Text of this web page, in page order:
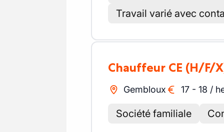
Travail varié avec
Chauffeur CE (H/F/
Gembloux 17 - 18 /
Société familiale